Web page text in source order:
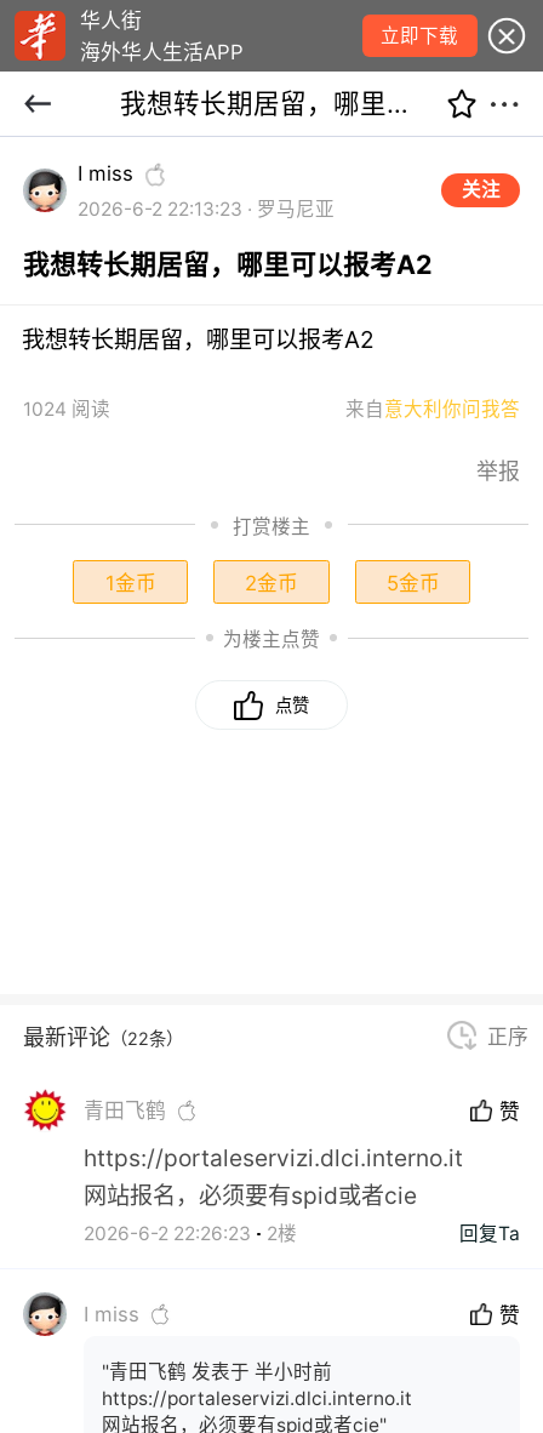
华人街
海外华人生活APP
立即下载
我想转长期居留，哪里可以报考A2
I miss
2026-6-2 22:13:23 · 罗马尼亚
关注
我想转长期居留，哪里可以报考A2
我想转长期居留，哪里可以报考A2
1024 阅读 来自 意大利你问我答
举报
打赏楼主
1金币 2金币 5金币
为楼主点赞
点赞
最新评论 （22条） 正序
青田飞鹤 赞
https://portaleservizi.dlci.interno.it
网站报名，必须要有spid或者cie
2026-6-2 22:26:23 2楼 回复Ta
I miss 赞
"青田飞鹤 发表于 半小时前
https://portaleservizi.dlci.interno.it
网站报名，必须要有spid或者cie"